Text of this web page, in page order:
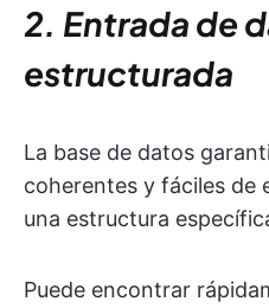
2. Entrada de
estructurada
La base de datos
coherentes y fáciles de
una estructura
Puede encontrar